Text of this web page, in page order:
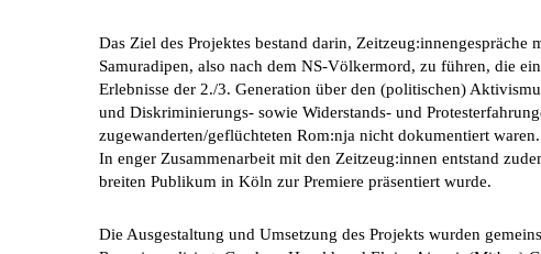
Das Ziel des Projektes bestand darin,
Samuradipen, also nach dem NS-Völkermord, zu führen, die
Erlebnisse der 2./3. Generation über den (politischen)
und Diskriminierungs- sowie Widerstands- und
zugewanderten/geflüchteten Rom:nja nicht dokumentiert
In enger Zusammenarbeit mit den Zeitzeug:innen entstand
breiten Publikum in Köln zur Premiere präsentiert wurde.
Die Ausgestaltung und Umsetzung des Projekts wurden